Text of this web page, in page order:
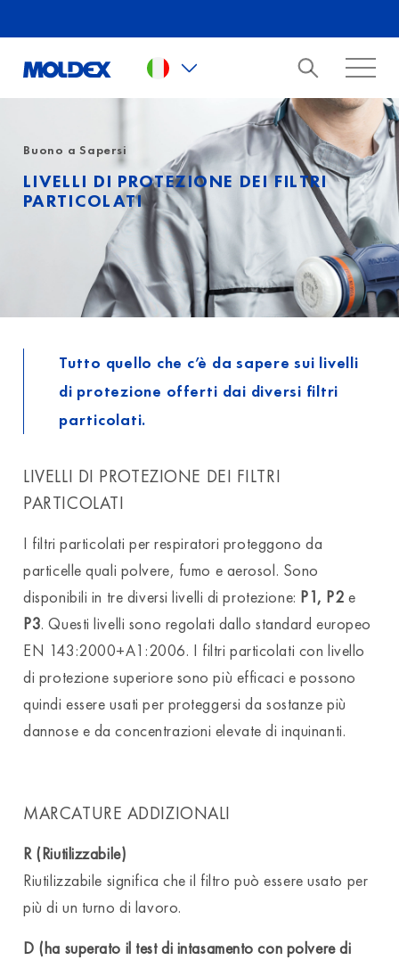
Buono a Sapersi
LIVELLI DI PROTEZIONE DEI FILTRI
PARTICOLATI
Tutto quello che c’è da sapere sui livelli
di protezione offerti dai diversi filtri
particolati.
LIVELLI DI PROTEZIONE DEI FILTRI
PARTICOLATI
I filtri particolati per respiratori proteggono da
particelle quali polvere, fumo e aerosol. Sono
disponibili in tre diversi livelli di protezione: P1, P2 e
P3. Questi livelli sono regolati dallo standard europeo
EN 143:2000+A1:2006. I filtri particolati con livello
di protezione superiore sono più efficaci e possono
quindi essere usati per proteggersi da sostanze più
dannose e da concentrazioni elevate di inquinanti.
MARCATURE ADDIZIONALI
R (Riutilizzabile)
Riutilizzabile significa che il filtro può essere usato per
più di un turno di lavoro.
D (ha superato il test di intasamento con polvere di